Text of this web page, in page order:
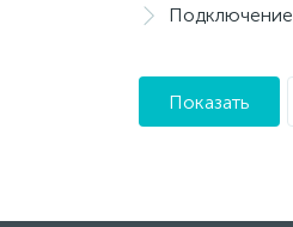
Подключение
Показать